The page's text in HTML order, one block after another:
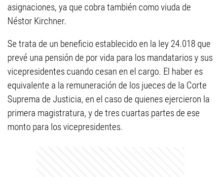
asignaciones, ya que cobra también como viuda de
Néstor Kirchner.
Se trata de un beneficio establecido en la ley 24.018 que
prevé una pensión de por vida para los mandatarios y sus
vicepresidentes cuando cesan en el cargo. El haber es
equivalente a la remuneración de los jueces de la Corte
Suprema de Justicia, en el caso de quienes ejercieron la
primera magistratura, y de tres cuartas partes de ese
monto para los vicepresidentes.